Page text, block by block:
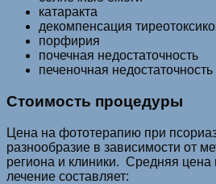
катаракта
декомпенсация
порфирия
почечная недостаточность
печеночная недостаточность
Стоимость процедуры
Цена на фототерапию при
разнообразие в зависимости от
региона и клиники. Средняя цена
лечение составляет: